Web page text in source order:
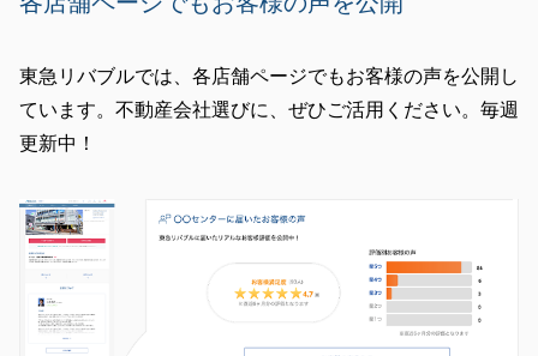
東急リバブルでは、各店舗ページでもお客様の声を公開し
ています。不動産会社選びに、ぜひご活用ください。毎週
更新中！